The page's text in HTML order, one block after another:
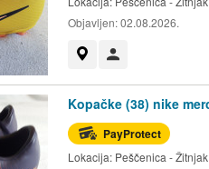
Objavljen:02.08.2026.
Kopačke (38) nike
PayProtect
Lokacija: Peščenica -